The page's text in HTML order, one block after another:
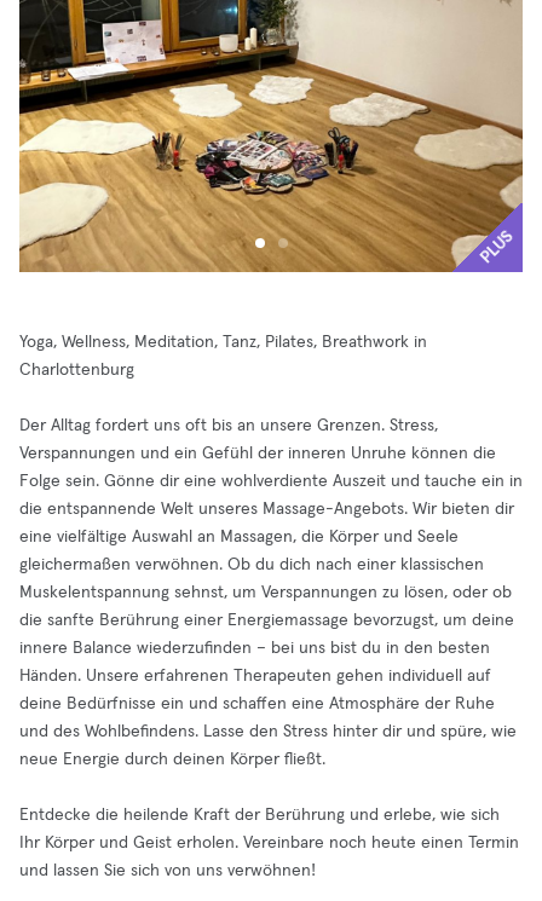
PLUS
Yoga, Wellness, Meditation, Tanz, Pilates, Breathwork in
Charlottenburg
Der Alltag fordert uns oft bis an unsere Grenzen. Stress,
Verspannungen und ein Gefühl der inneren Unruhe können die
Folge sein. Gönne dir eine wohlverdiente Auszeit und tauche ein in
die entspannende Welt unseres Massage-Angebots. Wir bieten dir
eine vielfältige Auswahl an Massagen, die Körper und Seele
gleichermaßen verwöhnen. Ob du dich nach einer klassischen
Muskelentspannung sehnst, um Verspannungen zu lösen, oder ob
die sanfte Berührung einer Energiemassage bevorzugst, um deine
innere Balance wiederzufinden – bei uns bist du in den besten
Händen. Unsere erfahrenen Therapeuten gehen individuell auf
deine Bedürfnisse ein und schaffen eine Atmosphäre der Ruhe
und des Wohlbefindens. Lasse den Stress hinter dir und spüre, wie
neue Energie durch deinen Körper fließt.
Entdecke die heilende Kraft der Berührung und erlebe, wie sich
Ihr Körper und Geist erholen. Vereinbare noch heute einen Termin
und lassen Sie sich von uns verwöhnen!